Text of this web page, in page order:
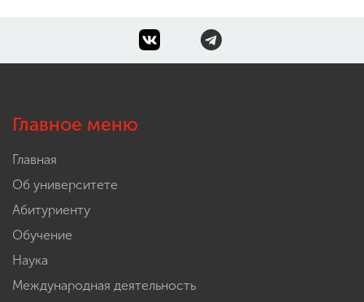
Главное меню
Главная
Об университете
Абитуриенту
Обучение
Наука
Международная деятельность